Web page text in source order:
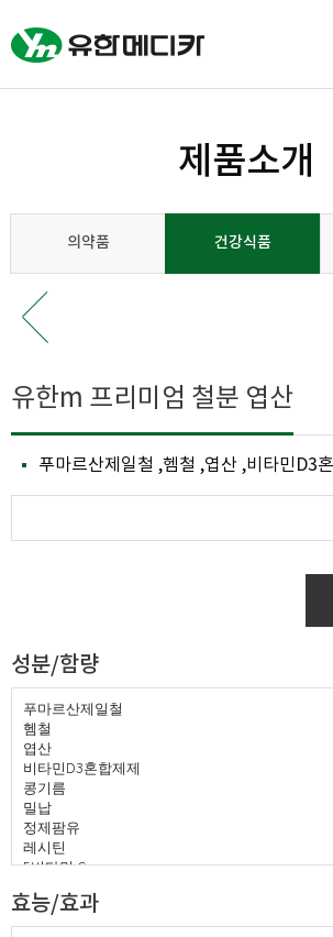
제품소개
의약품 건강식품
유한m 프리미엄 철분 엽산
푸마르산제일철 ,헴철 ,엽산 ,비타민D3혼
성분/함량
푸마르산제일철
헴철
엽산
비타민 D3혼합제제
콩기름
밀납
정제팜유
레시틴
5비타민C
d-
분말비타민 A
분말비타민B12혼합제제
효능/효과